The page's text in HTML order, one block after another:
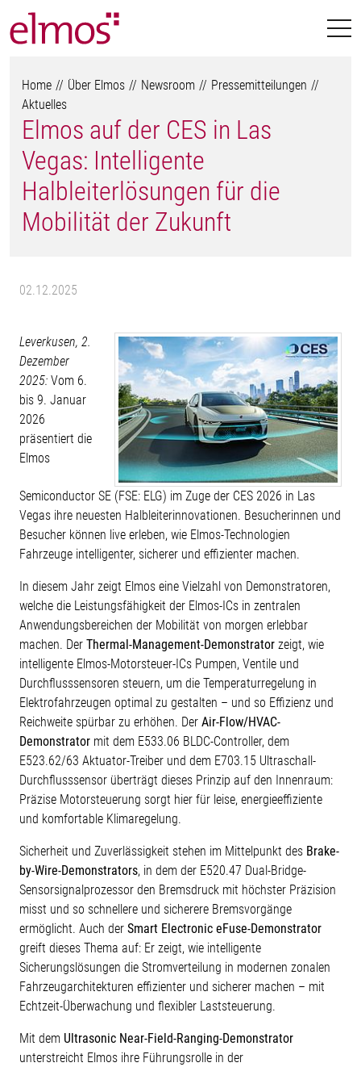
Home Über Elmos Newsroom
Pressemitteilungen
Aktuelles
Elmos auf der CES in Las
Vegas: Intelligente
Halbleiterlösungen für die
Mobilität der Zukunft
02.12.2025
Leverkusen, 2.
Dezember
2025: Vom 6.
bis 9. Januar
2026
präsentiert die
Elmos
Semiconductor SE (FSE: ELG) im Zuge der CES 2026 in Las
Vegas ihre neuesten Halbleiterinnovationen. Besucherinnen und
Besucher können live erleben, wie Elmos-Technologien
Fahrzeuge intelligenter, sicherer und effizienter machen.
In diesem Jahr zeigt Elmos eine Vielzahl von Demonstratoren,
welche die Leistungsfähigkeit der Elmos-ICs in zentralen
Anwendungsbereichen der Mobilität von morgen erlebbar
machen. Der Thermal-Management-Demonstrator zeigt, wie
intelligente Elmos-Motorsteuer-ICs Pumpen, Ventile und
Durchflusssensoren steuern, um die Temperaturregelung in
Elektrofahrzeugen optimal zu gestalten – und so Effizienz und
Reichweite spürbar zu erhöhen. Der Air-Flow/HVAC-
Demonstrator mit dem E533.06 BLDC-Controller, dem
E523.62/63 Aktuator-Treiber und dem E703.15 Ultraschall-
Durchflusssensor überträgt dieses Prinzip auf den Innenraum:
Präzise Motorsteuerung sorgt hier für leise, energieeffiziente
und komfortable Klimaregelung.
Sicherheit und Zuverlässigkeit stehen im Mittelpunkt des Brake-
by-Wire-Demonstrators, in dem der E520.47 Dual-Bridge-
Sensorsignalprozessor den Bremsdruck mit höchster Präzision
misst und so schnellere und sicherere Bremsvorgänge
ermöglicht. Auch der Smart Electronic eFuse-Demonstrator
greift dieses Thema auf: Er zeigt, wie intelligente
Sicherungslösungen die Stromverteilung in modernen zonalen
Fahrzeugarchitekturen effizienter und sicherer machen – mit
Echtzeit-Überwachung und flexibler Laststeuerung.
Mit dem Ultrasonic Near-Field-Ranging-Demonstrator
unterstreicht Elmos ihre Führungsrolle in der